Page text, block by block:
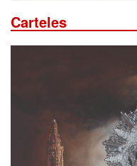
Carteles